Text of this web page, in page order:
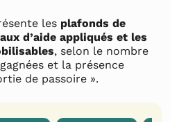
les plafonds de
d’aide appliqués et les
, selon le nombre
et la présence
de passoire ».